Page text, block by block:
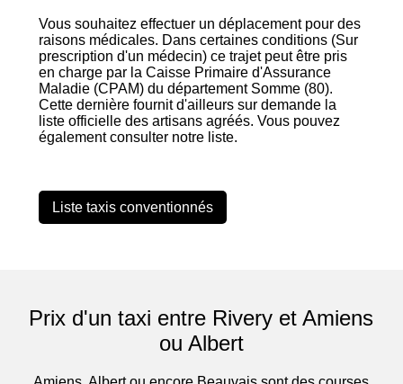
Vous souhaitez effectuer un déplacement pour des
raisons médicales. Dans certaines conditions (Sur
prescription d'un médecin) ce trajet peut être pris
en charge par la Caisse Primaire d'Assurance
Maladie (CPAM) du département Somme (80).
Cette dernière fournit d'ailleurs sur demande la
liste officielle des artisans agréés. Vous pouvez
également consulter notre liste.
Liste taxis conventionnés
Prix d'un taxi entre Rivery et Amiens
ou Albert